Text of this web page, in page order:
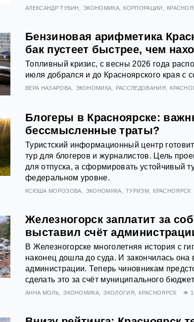
АЛЕКСАНДР ТУБИН ЭКОНОМИКА КОРПОРАЦИИ
Бензиновая арифметика
бак пустеет быстрее, чем
Топливный кризис, с весны 2026 года
июля добрался и до Красноярского края с
ВЕРА НАЗАРОВА ЭКОНОМИКА РАССЛЕДОВАНИЯ
Блогеры в Красноярске:
бессмысленные траты?
Туристский информационный центр
тур для блогеров и журналистов. Цель
для отпуска, а сформировать устойчивый
федеральном уровне.
КСЮША МОРОЗОВА ЭКОНОМИКА ТУРИЗМ КРАСНОЯРСК
Железногорск заплатит за
выставил счёт
В Железногорске многолетняя история с
наконец дошла до суда. И закончилась она
администрации. Теперь чиновникам
сделать это за счёт муниципального
АННА МОЛЬ ЭКОНОМИКА ЭКОЛОГИЯ КРАСНОЯРСК